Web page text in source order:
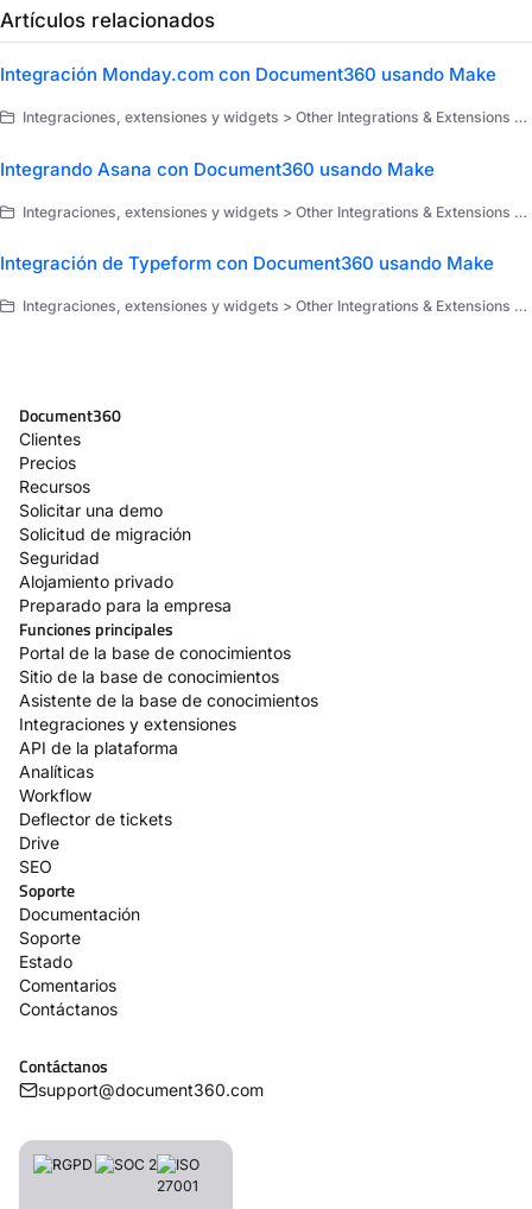
Artículos relacionados
Integración Monday.com con Document360 usando Make
Integraciones, extensiones y widgets > Other Integrations & Extensions > Extensiones > Make > Use cases for Make Scenarios
Integrando Asana con Document360 usando Make
Integraciones, extensiones y widgets > Other Integrations & Extensions > Extensiones > Make > Use cases for Make Scenarios
Integración de Typeform con Document360 usando Make
Integraciones, extensiones y widgets > Other Integrations & Extensions > Extensiones > Make > Use cases for Make Scenarios
Document360
Clientes
Precios
Recursos
Solicitar una demo
Solicitud de migración
Seguridad
Alojamiento privado
Preparado para la empresa
Funciones principales
Portal de la base de conocimientos
Sitio de la base de conocimientos
Asistente de la base de conocimientos
Integraciones y extensiones
API de la plataforma
Analíticas
Workflow
Deflector de tickets
Drive
SEO
Soporte
Documentación
Soporte
Estado
Comentarios
Contáctanos
Contáctanos
support@document360.com